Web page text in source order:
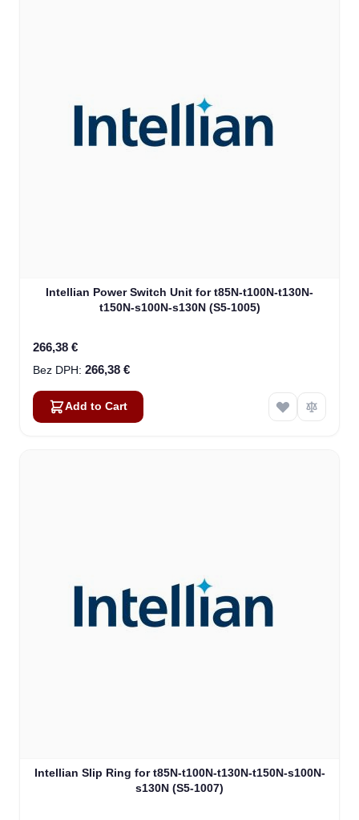
Intellian Power Switch Unit for t85N-t100N-t130N-
t150N-s100N-s130N (S5-1005)
266,38 €
266,38 €
Add to Cart
Intellian Slip Ring for t85N-t100N-t130N-t150N-s100N-
s130N (S5-1007)